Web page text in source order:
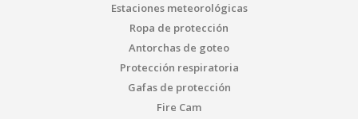
Estaciones meteorológicas
Ropa de protección
Antorchas de goteo
Protección respiratoria
Gafas de protección
Fire Cam